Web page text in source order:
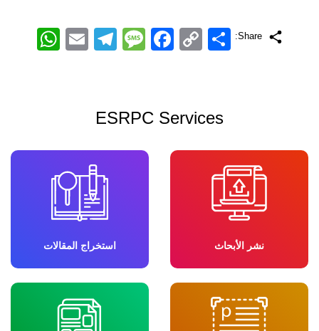
WhatsApp EmailTelegramMessageFacebook
Copy
Link
اشتراک
ESRPC Services
نشر الأبحاث استخراج المقالات